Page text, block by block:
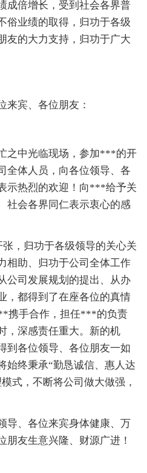
成倍增长，受到社会各界普
俗业绩的取得，归功于各级
友的大力支持，归功于广大
来宾、各位朋友：
之中光临现场，参加***的开
全体人员，向各位领导、各
示热烈的欢迎！向***给予关
社会各界同仁表示衷心的感
，归功于各级领导的关心关
相助、归功于公司全体工作
公司发展规划的提出、从办
，都得到了在座各位的真情
携手合作，担任***的负责
，深感责任重大。新的机
到各位领导、各位朋友一如
始终秉承“勤恳诚信、惠人达
式，不断将公司做大做强，
导、各位来宾身体健康、万
朋友生意兴隆、财源广进！